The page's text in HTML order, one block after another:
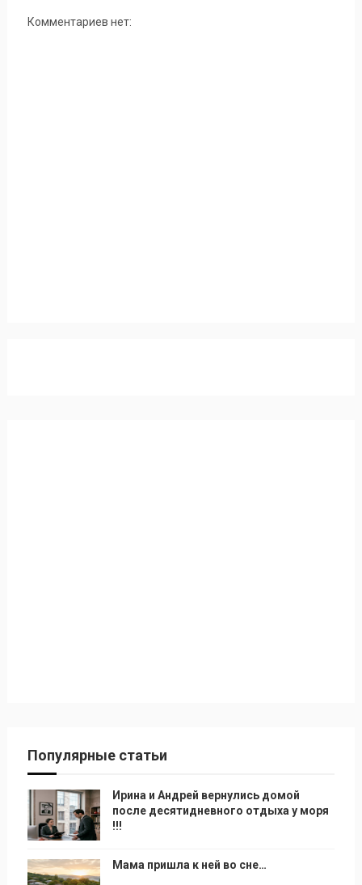
Комментариев нет:
Популярные статьи
Ирина и Андрей вернулись домой
после десятидневного отдыха у моря
!!!
Мама пришла к ней во сне…